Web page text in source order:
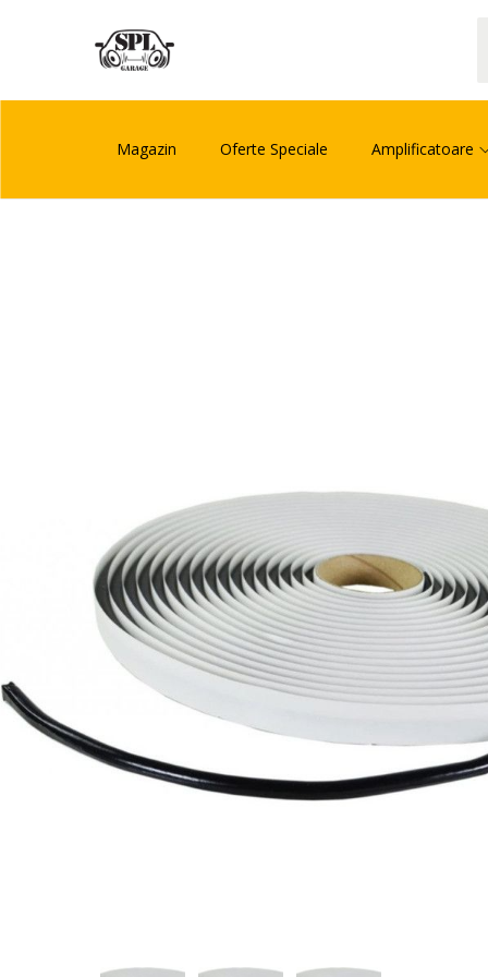
Magazin Oferte Speciale Amplificatoare